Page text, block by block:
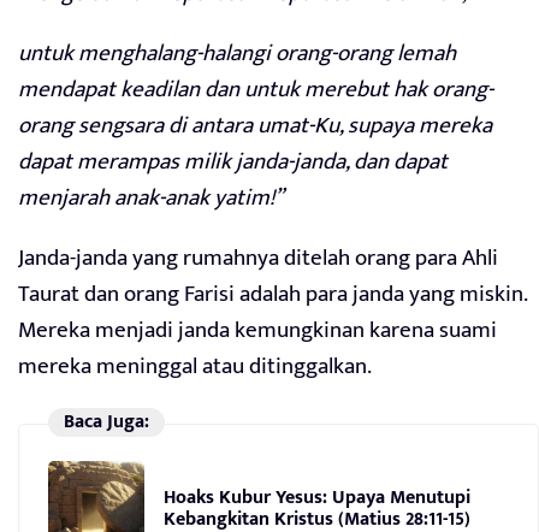
untuk menghalang-halangi orang-orang lemah
mendapat keadilan dan untuk merebut hak orang-
orang sengsara di antara umat-Ku, supaya mereka
dapat merampas milik janda-janda, dan dapat
menjarah anak-anak yatim!”
Janda-janda yang rumahnya ditelah orang para Ahli
Taurat dan orang Farisi adalah para janda yang miskin.
Mereka menjadi janda kemungkinan karena suami
mereka meninggal atau ditinggalkan.
Baca Juga:
Hoaks Kubur Yesus: Upaya Menutupi
Kebangkitan Kristus (Matius 28:11-15)